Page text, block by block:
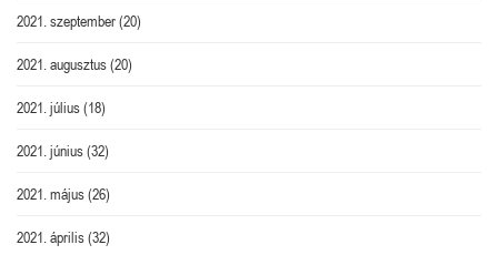
2021. szeptember(20)
2021. augusztus(20)
2021. július(18)
2021. június(32)
2021. május(26)
2021. április(32)